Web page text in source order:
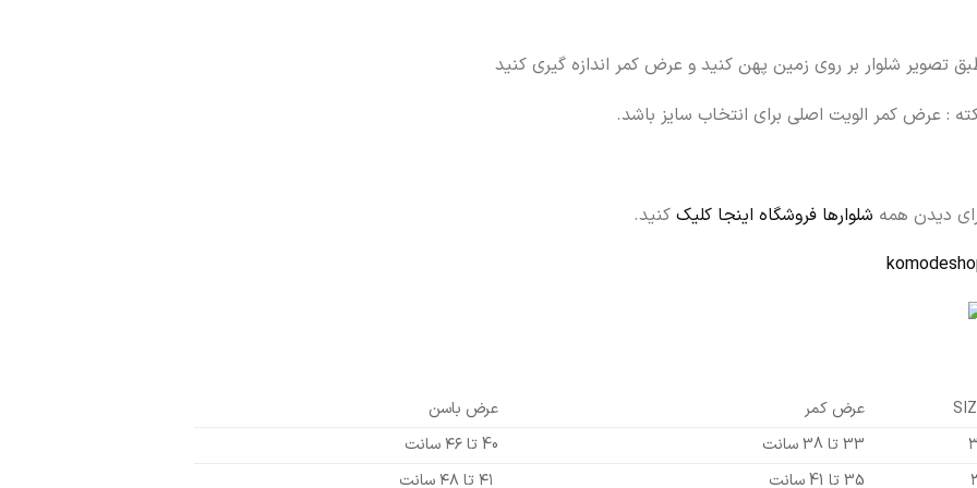
تصویر شلوار بر روی زمین پهن کنید و عرض کمر اندازه گیری کنید
: عرض کمر الویت اصلی برای انتخاب سایز باشد.
دیدن همه شلوارها فروشگاه اینجا کلیک کنید.
عرض کمر
عرض باسن
33 تا 38 سانت
40 تا ۴۶ سانت
35 تا 41 سانت